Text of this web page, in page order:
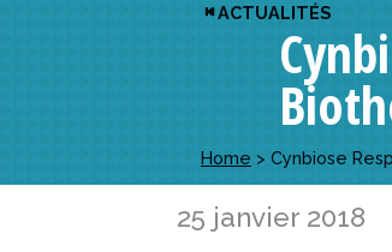
ACTUALITÉS
Home > Cynbiose
25 janvier 2018